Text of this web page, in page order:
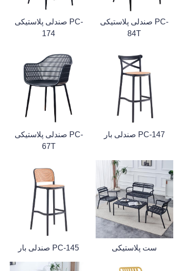
صندلی پلاستیکی PC-
174
صندلی پلاستیکی PC-
84T
صندلی پلاستیکی PC-
67T
صندلی بار PC-147
صندلی بار PC-145 ست پلاستیکی
تماس با ما